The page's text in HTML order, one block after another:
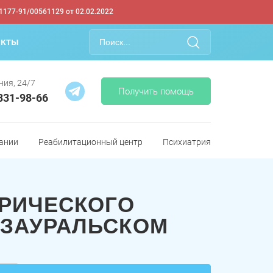
91/00561129 от 02.02.2022
24/7
98-66 Получить помощь
Реабилитационный центр Психиатрия